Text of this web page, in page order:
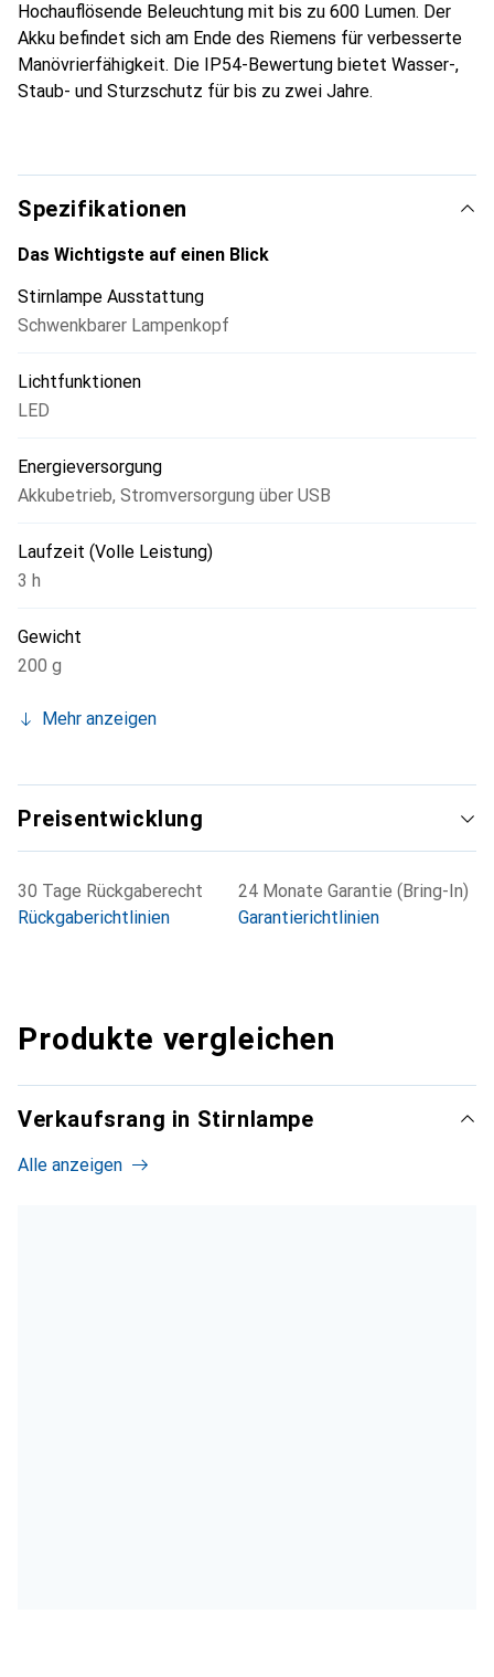
Hochauflösende Beleuchtung mit bis zu 600 Lumen. Der
Akku befindet sich am Ende des Riemens für verbesserte
Manövrierfähigkeit. Die IP54-Bewertung bietet Wasser-,
Staub- und Sturzschutz für bis zu zwei Jahre.
Spezifikationen
Das Wichtigste auf einen Blick
Stirnlampe Ausstattung
Schwenkbarer Lampenkopf
Lichtfunktionen
LED
Energieversorgung
Akkubetrieb, Stromversorgung über USB
Laufzeit (Volle Leistung)
3 h
Gewicht
200 g
Mehr anzeigen
Preisentwicklung
30 Tage Rückgaberecht
Rückgaberichtlinien
24 Monate Garantie (Bring-In)
Garantierichtlinien
Produkte vergleichen
Verkaufsrang in Stirnlampe
Alle anzeigen